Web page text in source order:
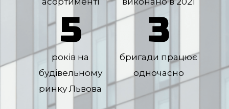
5
років на
будівельному
ринку Львова
3
бригади працює
одночасно